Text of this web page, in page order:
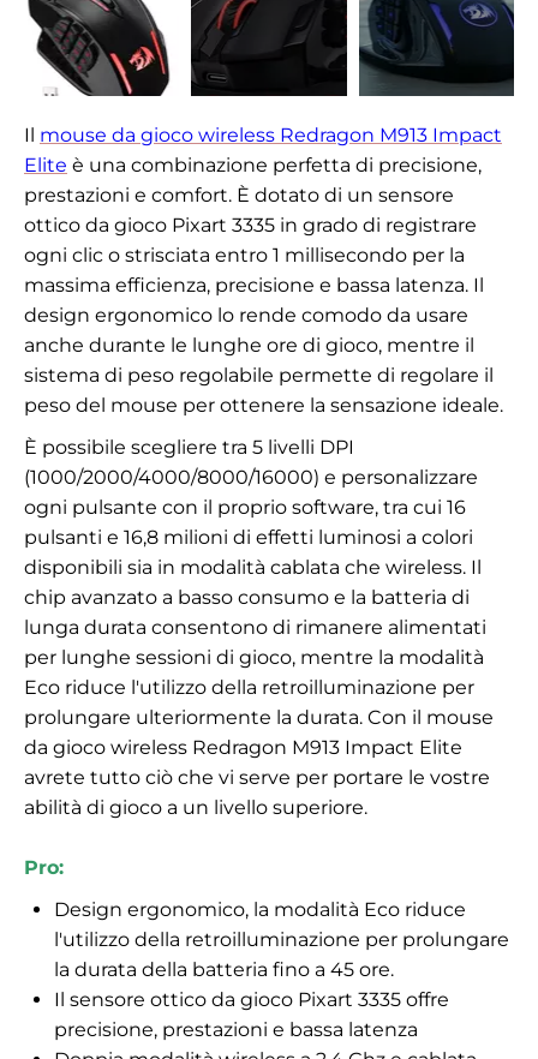
Il mouse da gioco wireless Redragon M913 Impact
Elite è una combinazione perfetta di precisione,
prestazioni e comfort. È dotato di un sensore
ottico da gioco Pixart 3335 in grado di registrare
ogni clic o strisciata entro 1 millisecondo per la
massima efficienza, precisione e bassa latenza. Il
design ergonomico lo rende comodo da usare
anche durante le lunghe ore di gioco, mentre il
sistema di peso regolabile permette di regolare il
peso del mouse per ottenere la sensazione ideale.
È possibile scegliere tra 5 livelli DPI
(1000/2000/4000/8000/16000) e personalizzare
ogni pulsante con il proprio software, tra cui 16
pulsanti e 16,8 milioni di effetti luminosi a colori
disponibili sia in modalità cablata che wireless. Il
chip avanzato a basso consumo e la batteria di
lunga durata consentono di rimanere alimentati
per lunghe sessioni di gioco, mentre la modalità
Eco riduce l'utilizzo della retroilluminazione per
prolungare ulteriormente la durata. Con il mouse
da gioco wireless Redragon M913 Impact Elite
avrete tutto ciò che vi serve per portare le vostre
abilità di gioco a un livello superiore.
Pro:
Design ergonomico, la modalità Eco riduce
l'utilizzo della retroilluminazione per prolungare
la durata della batteria fino a 45 ore.
Il sensore ottico da gioco Pixart 3335 offre
precisione, prestazioni e bassa latenza